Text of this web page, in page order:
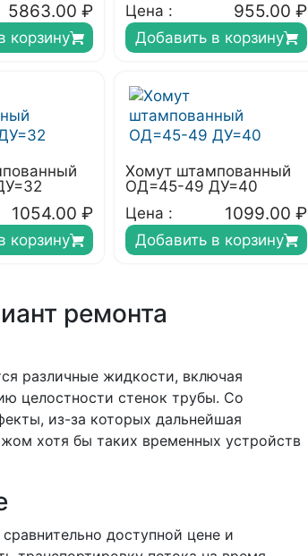
5863.00 ₽
корзину
Цена : 955.00 ₽
Добавить в корзину
1054.00 ₽
корзину
Хомут штампованный
ОД=45-49 ДУ=40
Цена :
1099.00 ₽
Добавить в корзину
ремонта
различные жидкости, включая
целостности стенок трубы. Со
из-за которых дальнейшая
хотя бы таких временных устройств
доступной цене и